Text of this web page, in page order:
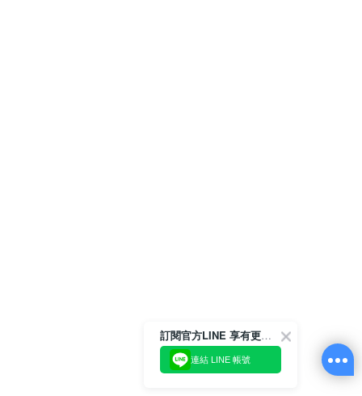
訂閱官方LINE 享有更多優惠
連結 LINE 帳號